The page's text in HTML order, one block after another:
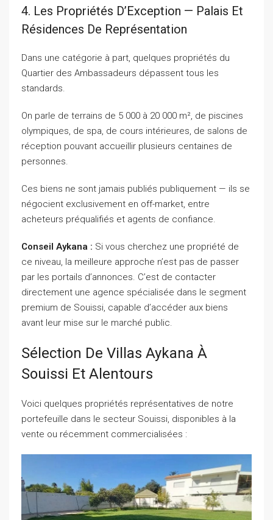
4. Les Propriétés D’Exception — Palais Et
Résidences De Représentation
Dans une catégorie à part, quelques propriétés du
Quartier des Ambassadeurs dépassent tous les
standards.
On parle de terrains de 5 000 à 20 000 m², de piscines
olympiques, de spa, de cours intérieures, de salons de
réception pouvant accueillir plusieurs centaines de
personnes.
Ces biens ne sont jamais publiés publiquement — ils se
négocient exclusivement en off-market, entre
acheteurs préqualifiés et agents de confiance.
Conseil Aykana : Si vous cherchez une propriété de
ce niveau, la meilleure approche n’est pas de passer
par les portails d’annonces. C’est de contacter
directement une agence spécialisée dans le segment
premium de Souissi, capable d’accéder aux biens
avant leur mise sur le marché public.
Sélection De Villas Aykana À
Souissi Et Alentours
Voici quelques propriétés représentatives de notre
portefeuille dans le secteur Souissi, disponibles à la
vente ou récemment commercialisées :